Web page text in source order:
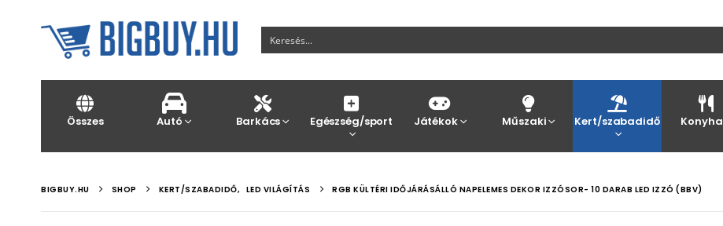
Összes Autó Barkács Egészség/sport Játékok Műszaki Kert/szabadidő Konyha
BIGBUY.HU SHOP KERT/SZABADIDŐ, LED VILÁGÍTÁS RGB KÜLTÉRI IDŐJÁRÁSÁLLÓ NAPELEMES DEKOR IZZÓSOR- 10 DARAB LED IZZÓ (BBV)